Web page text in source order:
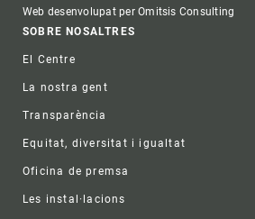
Web desenvolupat per Omitsis Consulting
Footer
SOBRE NOSALTRES
El Centre
La nostra gent
Transparència
Equitat, diversitat i igualtat
Oficina de premsa
Les instal·lacions